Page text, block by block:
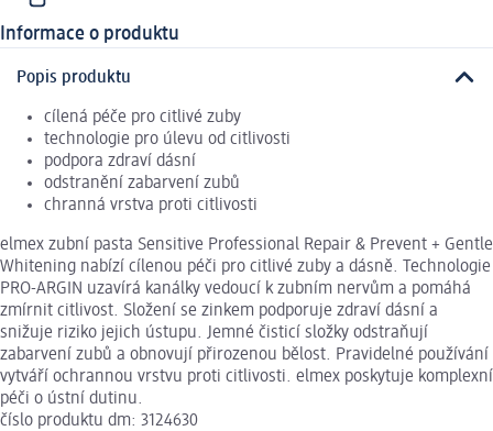
Informace o produktu
Popis produktu
cílená péče pro citlivé zuby
technologie pro úlevu od citlivosti
podpora zdraví dásní
odstranění zabarvení zubů
chranná vrstva proti citlivosti
elmex zubní pasta Sensitive Professional Repair & Prevent + Gentle
Whitening nabízí cílenou péči pro citlivé zuby a dásně. Technologie
PRO-ARGIN uzavírá kanálky vedoucí k zubním nervům a pomáhá
zmírnit citlivost. Složení se zinkem podporuje zdraví dásní a
snižuje riziko jejich ústupu. Jemné čisticí složky odstraňují
zabarvení zubů a obnovují přirozenou bělost. Pravidelné používání
vytváří ochrannou vrstvu proti citlivosti. elmex poskytuje komplexní
péči o ústní dutinu.
číslo produktu dm: 3124630